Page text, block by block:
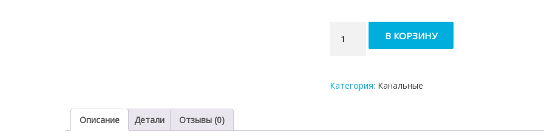
товара
Канальный
мульти-
Haier
В КОРЗИНУ
Категория: Канальные
Описание Детали Отзывы (0)